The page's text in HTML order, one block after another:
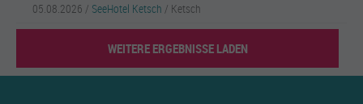
05.08.2026 / SeeHotel Ketsch / Ketsch
WEITERE ERGEBNISSE LADEN